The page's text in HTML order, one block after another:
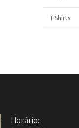
T-Shirts
Horário: